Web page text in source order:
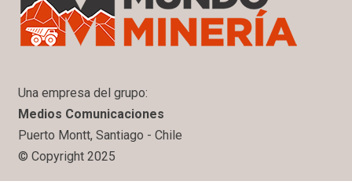
Una empresa del grupo:
Medios Comunicaciones
Puerto Montt, Santiago - Chile
© Copyright 2025